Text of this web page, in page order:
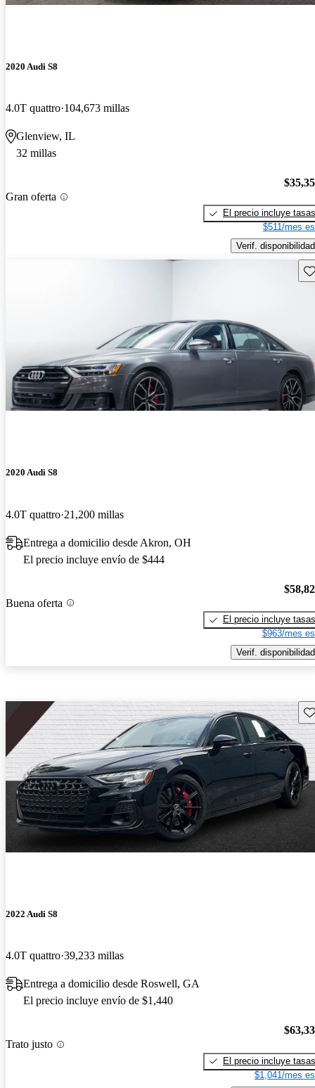
2020 Audi S8
4.0T quattro 104,673 millas
Glenview, IL
32 millas
Gran oferta
El precio incluye tasas
$511/mes
Verif. disponibilidad
2020 Audi S8
4.0T quattro 21,200 millas
Entrega a domicilio desde Akron, OH
El precio incluye envío de $444
Buena oferta
El precio incluye tasas
$963/mes
Verif. disponibilidad
2022 Audi S8
4.0T quattro 39,233 millas
Entrega a domicilio desde Roswell, GA
El precio incluye envío de $1,440
Trato justo
El precio incluye tasas
$1,041/mes